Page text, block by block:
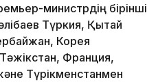
министрдің бірінші
Түркия, Қытай
Корея
Франция,
Түрікменстанмен